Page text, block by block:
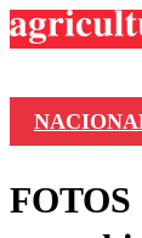
FOTOS